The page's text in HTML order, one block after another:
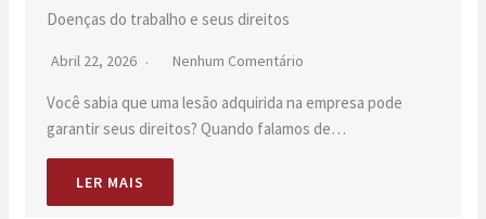
Doenças do trabalho e seus direitos
Abril 22, 2026 Nenhum Comentário
Você sabia que uma lesão adquirida na empresa pode
garantir seus direitos? Quando falamos de…
LER MAIS